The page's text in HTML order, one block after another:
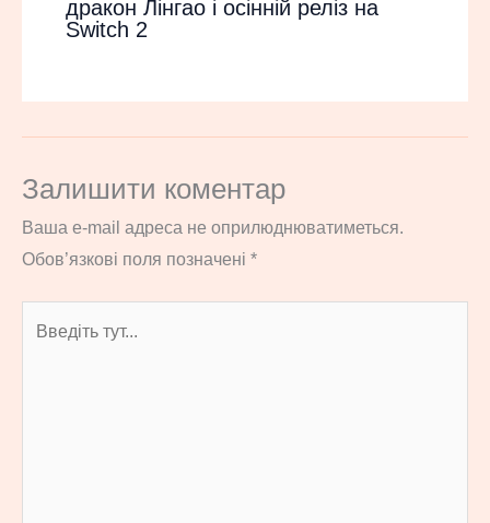
дракон Лінгао і осінній реліз на
Switch 2
Залишити коментар
Ваша e-mail адреса не оприлюднюватиметься.
Обов’язкові поля позначені *